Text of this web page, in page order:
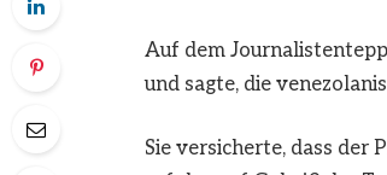
Auf dem
und sagte, die
Sie versicherte, dass der